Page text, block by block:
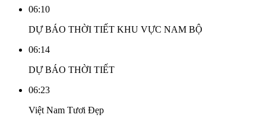
06:10
DỰ BÁO THỜI TIẾT KHU VỰC NAM BỘ
06:14
DỰ BÁO THỜI TIẾT
06:23
Việt Nam Tươi Đẹp